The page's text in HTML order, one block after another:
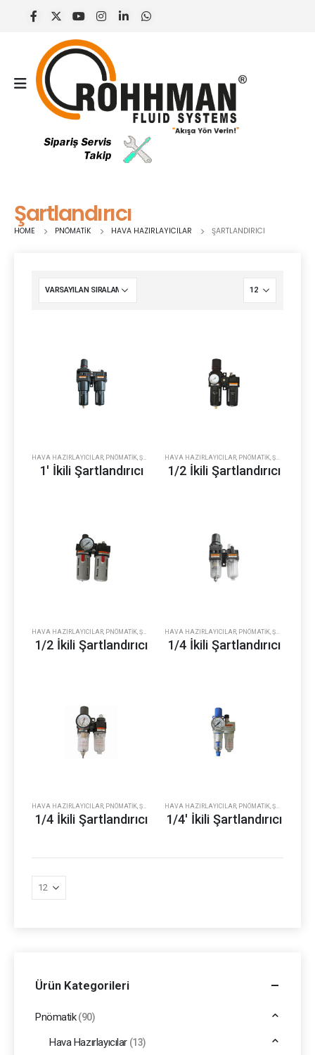
Şartlandırıcı
HOME PNÖMATIK HAVA HAZIRLAYICILAR ŞARTLANDIRICI
HAVA HAZIRLAYICILAR PNÖMATIK ŞARTLANDIRICI
1′ İkili Şartlandırıcı
HAVA HAZIRLAYICILAR PNÖMATIK ŞARTLANDIRICI
1/2 İkili Şartlandırıcı
HAVA HAZIRLAYICILAR, PNÖMATIK, ŞARTLANDIRICI
1/2 İkili Şartlandırıcı
HAVA HAZIRLAYICILAR, PNÖMATIK, ŞARTLANDIRICI
1/4 İkili Şartlandırıcı
HAVA HAZIRLAYICILAR, PNÖMATIK, ŞARTLANDIRICI
1/4 İkili Şartlandırıcı
HAVA HAZIRLAYICILAR, PNÖMATIK, ŞARTLANDIRICI
1/4′ İkili Şartlandırıcı
Ürün Kategorileri
Pnömatik (90)
Hava Hazırlayıcılar (13)